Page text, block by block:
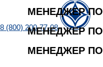
8 (800) 200-77-08
МЕНЕДЖЕР
МЕНЕДЖЕР
МЕНЕДЖЕР